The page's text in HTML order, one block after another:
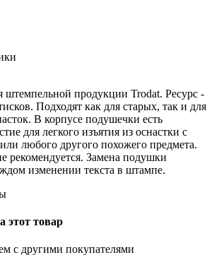
штемпельной продукции Trodat. Ресурс -
Подходят как для старых, так и для
В корпусе подушечки есть
для легкого изъятия из оснастки с
любого другого похожего предмета.
рекомендуется. Замена подушки
изменении текста в штампе.
этот товар
с другими покупателями